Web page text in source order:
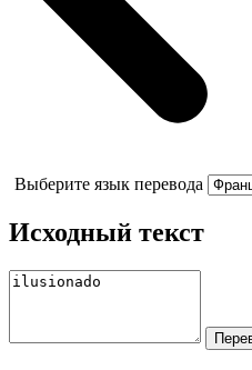
Выберите язык перевода
Исходный текст